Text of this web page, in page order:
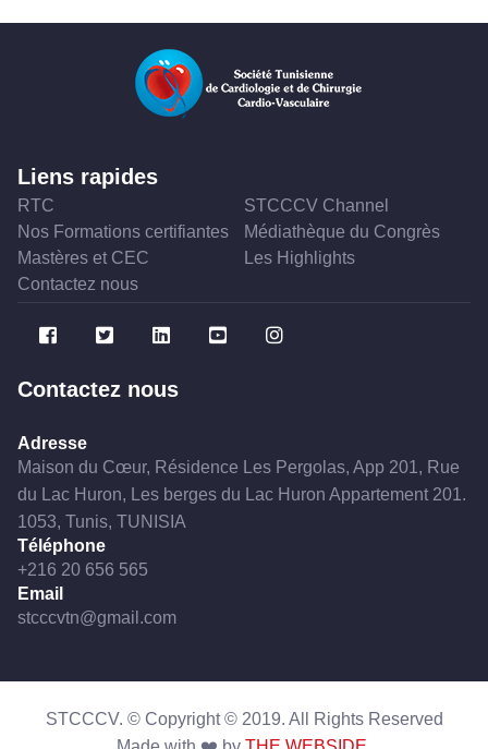
Liens rapides
RTC
STCCCV Channel
Nos Formations certifiantes
Médiathèque du Congrès
Mastères et CEC
Les Highlights
Contactez nous
Contactez nous
Adresse
Maison du Cœur, Résidence Les Pergolas, App 201, Rue
du Lac Huron, Les berges du Lac Huron Appartement 201.
1053, Tunis, TUNISIA
Téléphone
+216 20 656 565
Email
stcccvtn@gmail.com
STCCCV. © Copyright © 2019. All Rights Reserved